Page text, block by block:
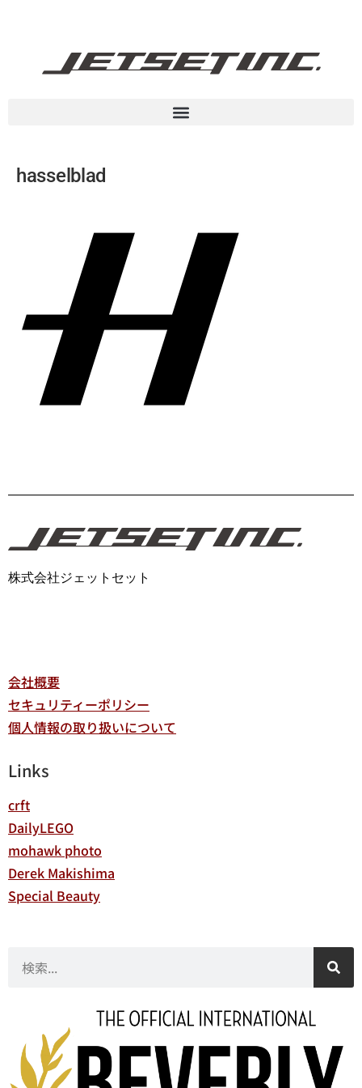
hasselblad
株式会社ジェットセット
会社概要
セキュリティーポリシー
個人情報の取り扱いについて
Links
crft
DailyLEGO
mohawk photo
Derek Makishima
Special Beauty